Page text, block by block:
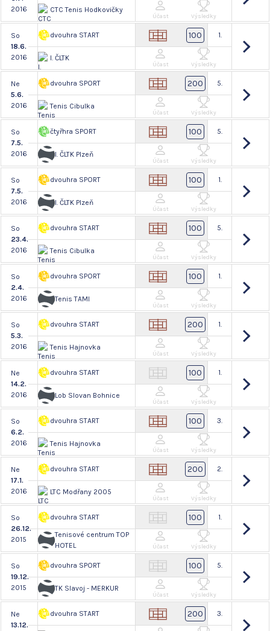
2016
CTC Tenis Hodkovičky
Účast Výsledky
So
18.6.
2016
dvouhra START
I. ČLTK
100 1.
Účast Výsledky
Ne
5.6.
2016
dvouhra SPORT
Tenis Cibulka
200 5.
Účast Výsledky
So
7.5.
2016
čtyřhra SPORT
I. ČLTK Plzeň
100 5.
Účast Výsledky
So
7.5.
2016
dvouhra SPORT
I. ČLTK Plzeň
100 1.
Účast Výsledky
So
23.4.
2016
dvouhra START
Tenis Cibulka
100 5.
Účast Výsledky
So
2.4.
2016
dvouhra SPORT
Tenis TAMI
100 1.
Účast Výsledky
So
5.3.
2016
dvouhra START
Tenis Hajnovka
200 1.
Účast Výsledky
Ne
14.2.
2016
dvouhra START
Lob Slovan Bohnice
100 1.
Účast Výsledky
So
6.2.
2016
dvouhra START
Tenis Hajnovka
100 3.
Účast Výsledky
Ne
17.1.
2016
dvouhra START
LTC Modřany 2005
200 2.
Účast Výsledky
So
26.12.
2015
dvouhra START
Tenisové centrum TOP
HOTEL
100 1.
Účast Výsledky
So
19.12.
2015
dvouhra SPORT
TK Slavoj - MERKUR
100 5.
Účast Výsledky
Ne
13.12.
dvouhra START 200 3.